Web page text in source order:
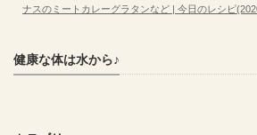
ナスのミートカレーグラタンなど | 今日のレシピ
健康な体は水から♪